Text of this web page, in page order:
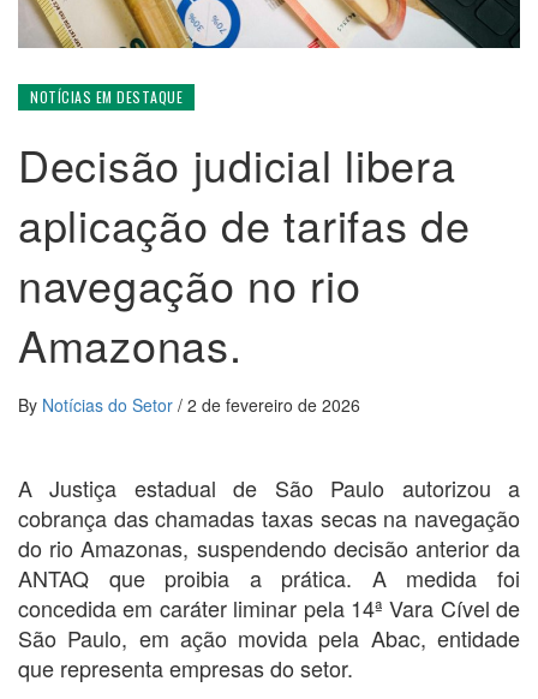
NOTÍCIAS EM DESTAQUE
Decisão judicial libera
aplicação de tarifas de
navegação no rio
Amazonas.
By Notícias do Setor / 2 de fevereiro de 2026
A Justiça estadual de São Paulo autorizou a
cobrança das chamadas taxas secas na navegação
do rio Amazonas, suspendendo decisão anterior da
ANTAQ que proibia a prática. A medida foi
concedida em caráter liminar pela 14ª Vara Cível de
São Paulo, em ação movida pela Abac, entidade
que representa empresas do setor.